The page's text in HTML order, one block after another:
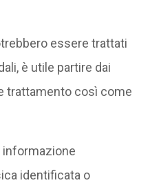
essere trattati
è utile partire dai
trattamento così come
identificata o